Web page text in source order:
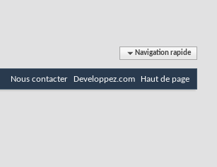
Navigation rapide
Nous contacter Developpez.com Haut de page